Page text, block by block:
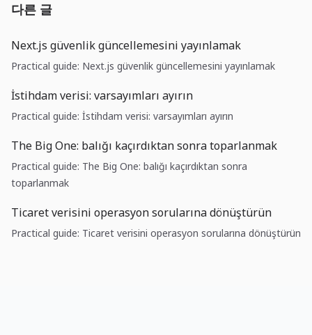
다른 글
Next.js güvenlik güncellemesini yayınlamak
Practical guide: Next.js güvenlik güncellemesini yayınlamak
İstihdam verisi: varsayımları ayırın
Practical guide: İstihdam verisi: varsayımları ayırın
The Big One: balığı kaçırdıktan sonra toparlanmak
Practical guide: The Big One: balığı kaçırdıktan sonra
toparlanmak
Ticaret verisini operasyon sorularına dönüştürün
Practical guide: Ticaret verisini operasyon sorularına dönüştürün